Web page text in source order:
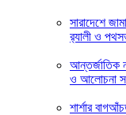
সারাদেশে
র‍্যালী ও
আন্তর্জাতিক
ও আলোচনা
শার্শার